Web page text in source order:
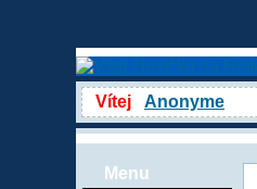
Vítej Anonyme
Menu